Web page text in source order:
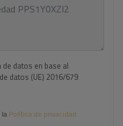
datos en base al
datos (UE) 2016/679
Política de privacidad